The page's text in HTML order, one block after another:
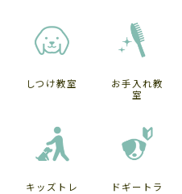
しつけ教室
お手入れ教
室
キッズトレ
ドギートラ